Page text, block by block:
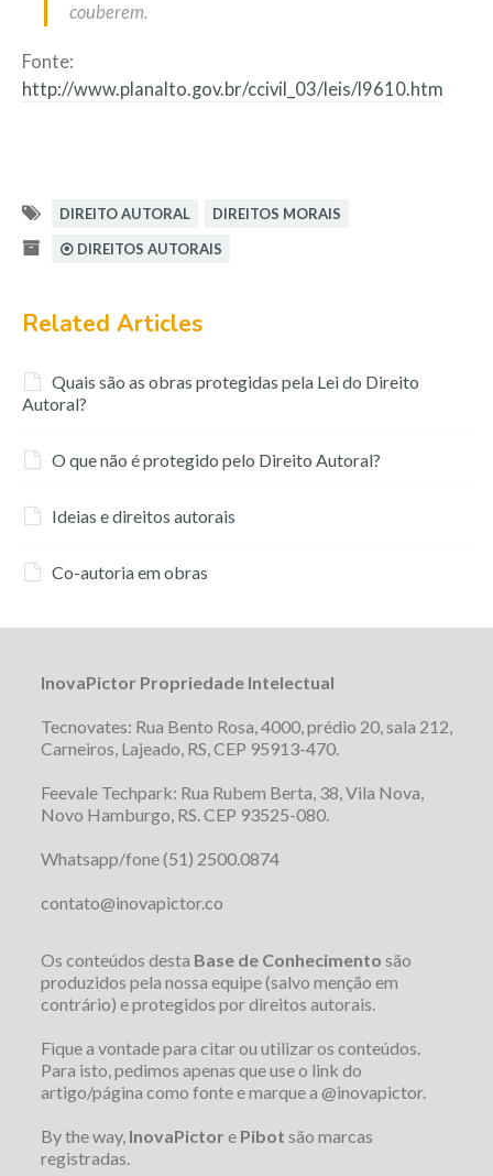
couberem.
Fonte:
http://www.planalto.gov.br/ccivil_03/leis/l9610.htm
DIREITO AUTORAL
DIREITOS MORAIS
⦿ DIREITOS AUTORAIS
Related Articles
Quais são as obras protegidas pela Lei do Direito
Autoral?
O que não é protegido pelo Direito Autoral?
Ideias e direitos autorais
Co-autoria em obras
InovaPictor Propriedade Intelectual
Tecnovates: Rua Bento Rosa, 4000, prédio 20, sala 212,
Carneiros, Lajeado, RS, CEP 95913-470.
Feevale Techpark: Rua Rubem Berta, 38, Vila Nova,
Novo Hamburgo, RS. CEP 93525-080.
Whatsapp/fone (51) 2500.0874
contato@inovapictor.co
Os conteúdos desta Base de Conhecimento são
produzidos pela nossa equipe (salvo menção em
contrário) e protegidos por direitos autorais.
Fique a vontade para citar ou utilizar os conteúdos.
Para isto, pedimos apenas que use o link do
artigo/página como fonte e marque a @inovapictor.
By the way, InovaPictor e Pibot são marcas
registradas.